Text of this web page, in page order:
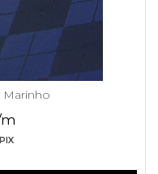
Marinho